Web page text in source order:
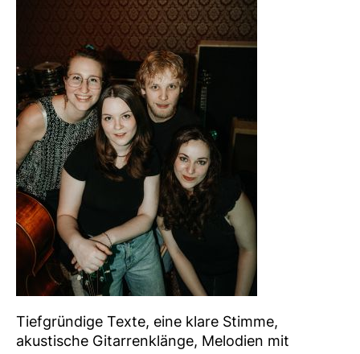
Tiefgründige Texte, eine klare Stimme,
akustische Gitarrenklänge, Melodien mit